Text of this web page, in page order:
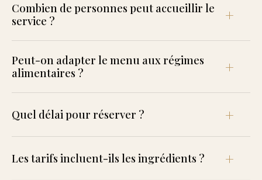
Combien de personnes peut accueillir le
service ?
Peut-on adapter le menu aux régimes
alimentaires ?
Quel délai pour réserver ?
Les tarifs incluent-ils les ingrédients ?